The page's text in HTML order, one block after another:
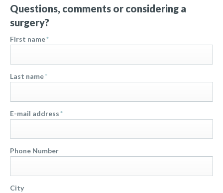
Questions, comments or considering a
surgery?
First name*
Last name*
E-mail address*
Phone Number
City